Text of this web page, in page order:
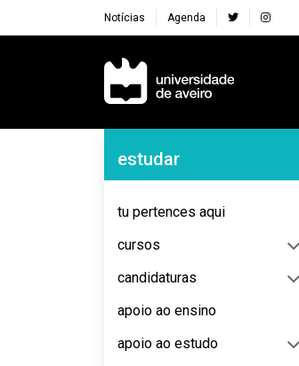
Notícias Agenda
Navegação Principal
Navegação Lateral
estudar
tu pertences aqui
cursos
candidaturas
apoio ao ensino
apoio ao estudo